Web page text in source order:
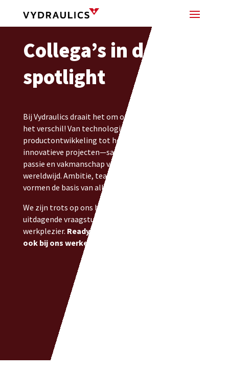
Collega’s in de
spotlight
Bij Vydraulics draait het om onze mensen. Zij maken
het verschil! Van technologische
productontwikkeling tot het uitvoeren van
innovatieve projecten—samen werken we met
passie en vakmanschap voor onze klanten
wereldwijd. Ambitie, teamwork en vertrouwen
vormen de basis van alles wat we doen.
We zijn trots op ons bedrijf, het werken aan
uitdagende vraagstukken geeft ons elke dag
werkplezier. Ready to push the horizon? Kom dan
ook bij ons werken!